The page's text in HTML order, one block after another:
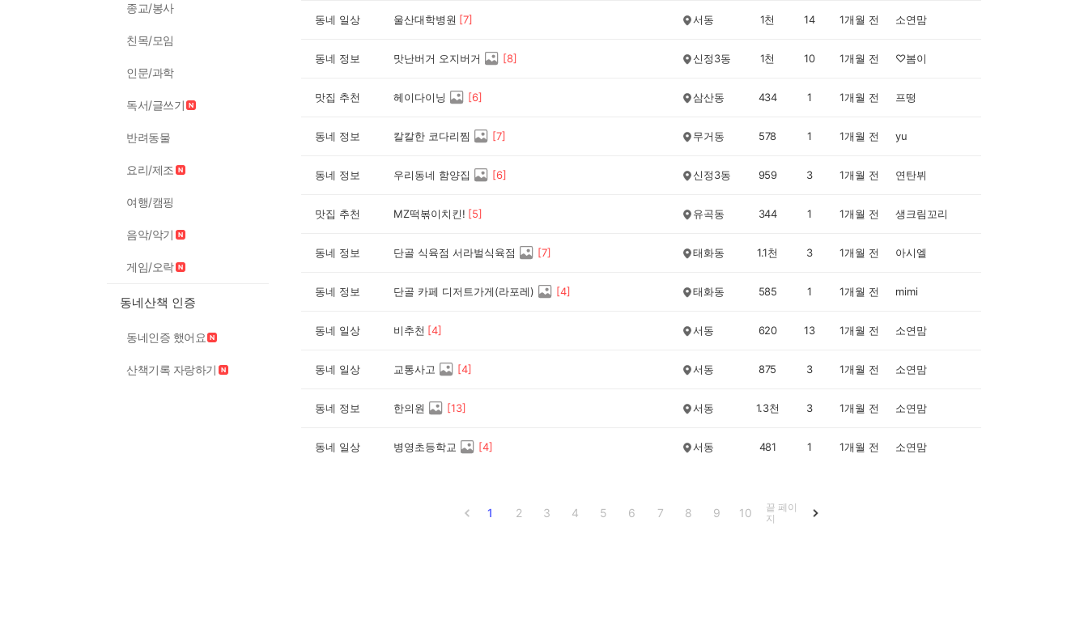
종교/봉사
친목/모임
인문/과학
독서/글쓰기
반려동물
요리/제조
여행/캠핑
음악/악기
게임/오락
동네산책 인증
동네인증 했어요
산책기록 자랑하기
동네 일상 울산대학병원 [7] 서동 1천 14 1개월 전 소연맘
동네 정보 맛난버거 오지버거 [8] 신정3동 1천 10 1개월 전 ♡봄이
맛집 추천 헤이다이닝 [6] 삼산동 434 1 1개월 전 프떵
동네 정보 칼칼한 코다리찜 [7] 무거동 578 1 1개월 전 yu
동네 정보 우리동네 함양집 [6] 신정3동 959 3 1개월 전 연탄뷔
맛집 추천 MZ떡볶이치킨! [5] 유곡동 344 1 1개월 전 생크림꼬리
동네 정보 단골 식육점 서라벌식육점 [7] 태화동 1.1천 3 1개월 전 아시엘
동네 정보 단골 카페 디저트가게(라포레) [4] 태화동 585 1 1개월 전 mimi
동네 일상 비추천 [4] 서동 620 13 1개월 전 소연맘
동네 일상 교통사고 [4] 서동 875 3 1개월 전 소연맘
동네 정보 한의원 [13] 서동 1.3천 3 1개월 전 소연맘
동네 일상 병영초등학교 [4] 서동 481 1 1개월 전 소연맘
1 2 3 4 5 6 7 8 9 10
끝 페이
지